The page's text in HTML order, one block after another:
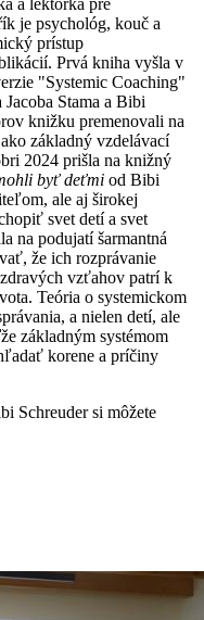
je psychológ, kouč a
prístup
Prvá kniha vyšla v
"Systemic Coaching"
Stama a Bibi
knižku premenovali na
základný vzdelávací
2024 prišla na knižný
byť deťmi od Bibi
ale aj širokej
svet detí a svet
na podujatí šarmantná
že ich rozprávanie
vzťahov patrí k
Teória o systemickom
a nielen detí, ale
základným systémom
korene a príčiny
Schreuder si môžete